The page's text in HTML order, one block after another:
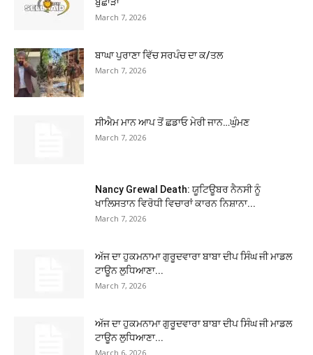
ਬੁਛਾੜਾਂ
March 7, 2026
ਬਾਘਾ ਪੁਰਾਣਾ ਵਿੱਚ ਸਰਪੰਚ ਦਾ ਕ/ਤਲ
March 7, 2026
ਸੀਐਮ ਮਾਨ ਆਪ ਤੋਂ ਛਡਾਓ ਮੇਰੀ ਜਾਨ…ਘੁੰਮਣ
March 7, 2026
Nancy Grewal Death: ਯੂਟਿਊਬਰ ਨੈਨਸੀ ਨੂੰ
ਖਾਲਿਸਤਾਨ ਵਿਰੋਧੀ ਵਿਚਾਰਾਂ ਕਾਰਨ ਨਿਸ਼ਾਨਾ...
March 7, 2026
ਅੱਜ ਦਾ ਹੁਕਮਨਾਮਾ ਗੁਰੂਦਵਾਰਾ ਬਾਬਾ ਦੀਪ ਸਿੰਘ ਜੀ ਮਾਡਲ
ਟਾਊਨ ਲੁਧਿਆਣਾ...
March 7, 2026
ਅੱਜ ਦਾ ਹੁਕਮਨਾਮਾ ਗੁਰੂਦਵਾਰਾ ਬਾਬਾ ਦੀਪ ਸਿੰਘ ਜੀ ਮਾਡਲ
ਟਾਊਨ ਲੁਧਿਆਣਾ...
March 6, 2026